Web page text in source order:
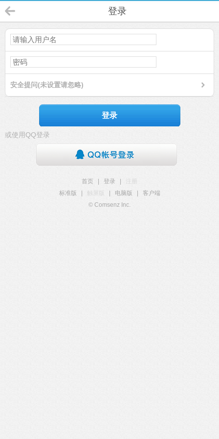
登录
安全提问(未设置请忽略)
登录
或使用QQ登录
首页 登录
注册
标准版
触屏版 电脑版
客户端
© Comsenz Inc.